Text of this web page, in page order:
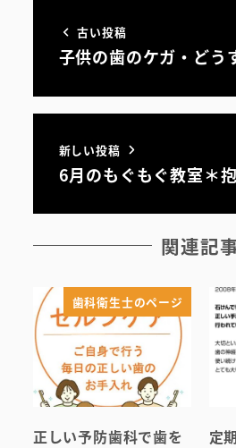
古い投稿
子供の歯のケガ・どう
新しい投稿
6月のもぐもぐ教室＊
関連記
歯科衛生士のページ
正しい予防歯科で歯を
定